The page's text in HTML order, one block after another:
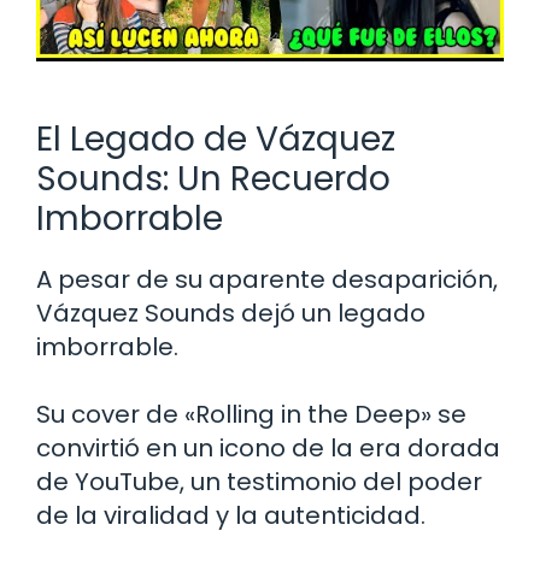
El Legado de Vázquez
Sounds: Un Recuerdo
Imborrable
A pesar de su aparente desaparición,
Vázquez Sounds dejó un legado
imborrable.
Su cover de «Rolling in the Deep» se
convirtió en un icono de la era dorada
de YouTube, un testimonio del poder
de la viralidad y la autenticidad.